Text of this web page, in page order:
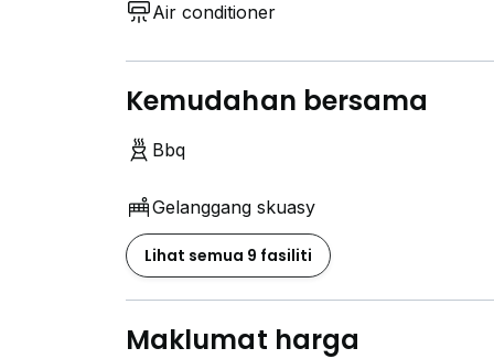
Air conditioner
Kemudahan bersama
Bbq
Gelanggang skuasy
Lihat semua 9 fasiliti
Maklumat harga